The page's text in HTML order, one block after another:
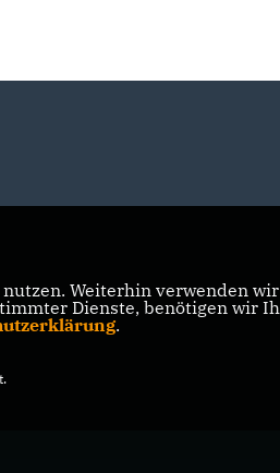
Weiterhin verwenden
Dienste, benötigen wir
.